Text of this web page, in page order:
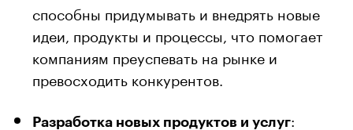
способны придумывать и внедрять новые
идеи, продукты и процессы, что помогает
компаниям преуспевать на рынке и
превосходить конкурентов.
Разработка новых продуктов и услуг: